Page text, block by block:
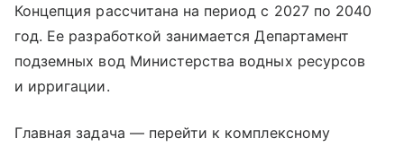
Концепция рассчитана на период с 2027 по 2040
год. Ее разработкой занимается Департамент
подземных вод Министерства водных ресурсов
и ирригации.
Главная задача — перейти к комплексному